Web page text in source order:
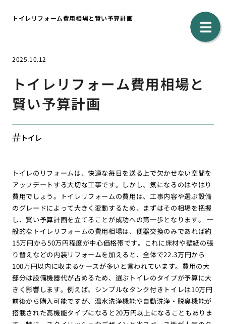
トイレリフォーム費用相場と賢い予算計画
2025.10.12
トイレリフォーム費用相場と
賢い予算計画
トイレ
トイレのリフォームは、快適な毎日を送る上で欠かせない空間を
アップデートする大切な工事です。しかし、気になるのはやはり
費用でしょう。トイレリフォームの費用は、工事内容や選ぶ設備
のグレードによって大きく変動するため、まずはその相場を把握
し、賢い予算計画を立てることが成功への第一歩となります。 一
般的なトイレリフォームの費用相場は、便器交換のみであれば約
15万円から50万円程度が中心価格帯です。これに床材や壁紙の張
り替えなどの内装リフォームを加えると、全体で22.3万円から
100万円以内に収まるケースが多いと言われています。費用の大
部分は設備機器代が占めるため、選ぶトイレのタイプが予算に大
きく影響します。例えば、シンプルなタンク付きトイレは10万円
前後から購入可能ですが、温水洗浄機能や自動洗浄・脱臭機能が
搭載された高機能タイプになると20万円以上になることもありま